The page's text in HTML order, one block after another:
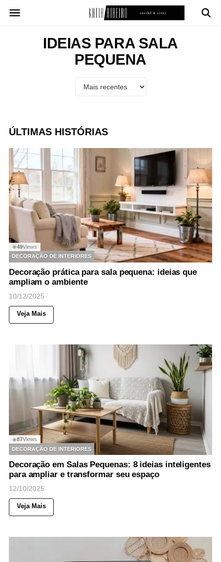
para
IDEIAS PARA SALA
PEQUENA
ÚLTIMAS HISTÓRIAS
◉49Views
DECORAÇÃO DE INTERIORES
Decoração prática para sala pequena: ideias que
ampliam o ambiente
10/12/2025
Veja Mais
◉87Views
DECORAÇÃO DE INTERIORES
Decoração em Salas Pequenas: 8 ideias inteligentes
para ampliar e transformar seu espaço
12/10/2025
Veja Mais